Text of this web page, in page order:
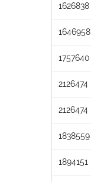
1626838
1646958
1757640
2126474
2126474
1838559
1894151